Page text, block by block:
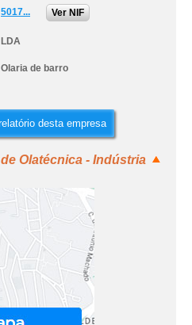
5017... Ver NIF
LDA
Olaria de barro
desta empresa
Olatécnica - Indústria